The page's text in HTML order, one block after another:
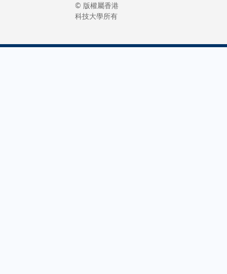
© 版權屬香港
科技大學所有